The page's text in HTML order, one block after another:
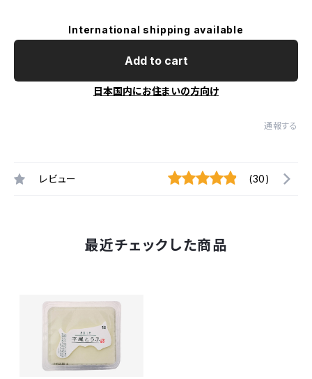
International shipping available
Add to cart
日本国内にお住まいの方向け
通報する
レビュー (30)
最近チェックした商品